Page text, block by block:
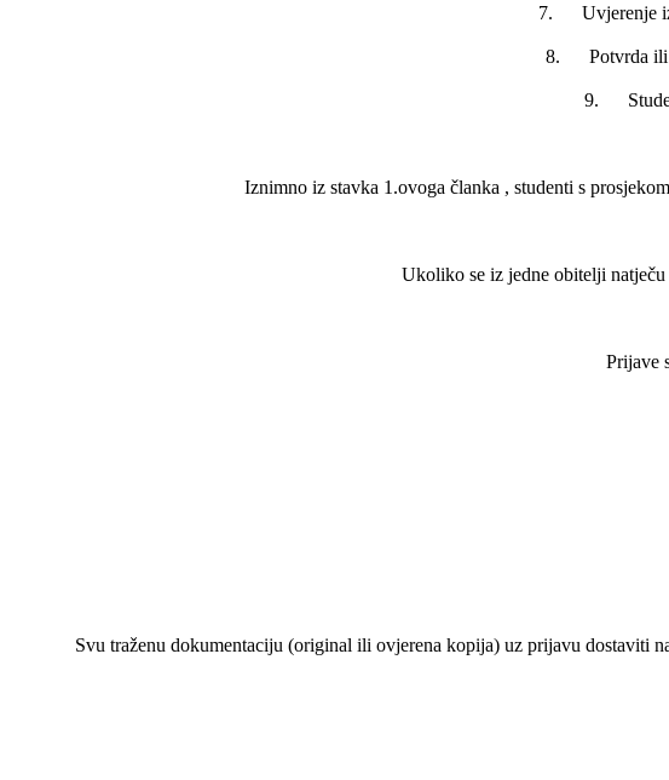
7. Uvjerenje iz
8. Potvrda ili
9.
Iznimno iz stavka 1.ovoga članka , studenti s
Ukoliko se iz jedne obitelji natječu
Prijave
Svu traženu dokumentaciju (original ili ovjerena kopija) uz prijavu dostaviti